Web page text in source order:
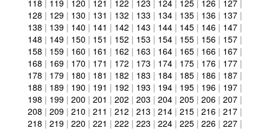
118 119 120 121 122 123 124 125 126 127
128 | 129 | 130 | 131 | 132 | 133 | 134 | 135 | 136 | 137 |
138 | 139 | 140 | 141 | 142 | 143 | 144 | 145 | 146 | 147 |
148 | 149 | 150 | 151 | 152 | 153 | 154 | 155 | 156 | 157 |
158 | 159 | 160 | 161 | 162 | 163 | 164 | 165 | 166 | 167 |
168 | 169 | 170 | 171 | 172 | 173 | 174 | 175 | 176 | 177 |
178 | 179 | 180 | 181 | 182 | 183 | 184 | 185 | 186 | 187 |
188 | 189 | 190 | 191 | 192 | 193 | 194 | 195 | 196 | 197 |
198 | 199 | 200 | 201 | 202 | 203 | 204 | 205 | 206 | 207 |
208 | 209 | 210 | 211 | 212 | 213 | 214 | 215 | 216 | 217 |
218 | 219 | 220 | 221 | 222 | 223 | 224 | 225 | 226 | 227 |